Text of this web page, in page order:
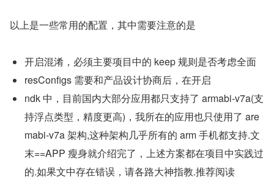
以上是一些常用的配置，其中需要注意的是
开启混淆，必须主要项目中的 keep 规则是否考虑全面
resConfigs 需要和产品设计协商后，在开启
ndk 中，目前国内大部分应用都只支持了 armabi-v7a(支
持浮点类型，精度更高)，我所在的应用也只使用了 are
mabi-v7a 架构,这种架构几乎所有的 arm 手机都支持.文
末==APP 瘦身就介绍完了，上述方案都在项目中实践过
的.如果文中存在错误，请各路大神指教.推荐阅读